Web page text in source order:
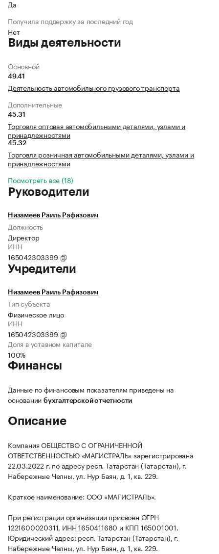
Да
Получила поддержку за последний год
Нет
Виды деятельности
Основной
49.41
Деятельность автомобильного грузового транспорта
Дополнительные
45.31
Торговля оптовая автомобильными деталями, узлами и
принадлежностями
45.32
Торговля розничная автомобильными деталями, узлами и
принадлежностями
Посмотреть все (18)
Руководители
Низамеев Раиль Рафизович
Должность
Директор
ИНН
165042303399
Учредители
Низамеев Раиль Рафизович
Тип субъекта
Физическое лицо
ИНН
165042303399
Доля в уставном капитале
100%
Финансы
Данные по финансовым показателям приведены на
основании бухгалтерской отчетности
Описание
Компания ОБЩЕСТВО С ОГРАНИЧЕННОЙ
ОТВЕТСТВЕННОСТЬЮ «МАГИСТРАЛЬ» зарегистрирована
22.03.2022 г. по адресу респ. Татарстан (Татарстан), г.
Набережные Челны, ул. Нур Баян, д. 1, кв. 229.
Краткое наименование: ООО «МАГИСТРАЛЬ».
При регистрации организации присвоен ОГРН
1221600020311, ИНН 1650411680 и КПП 165001001.
Юридический адрес: респ. Татарстан (Татарстан), г.
Набережные Челны, ул. Нур Баян, д. 1, кв. 229.